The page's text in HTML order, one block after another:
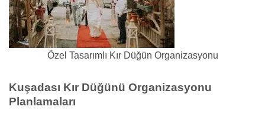
Özel Tasarımlı Kır Düğün Organizasyonu
Kuşadası Kır Düğünü Organizasyonu
Planlamaları